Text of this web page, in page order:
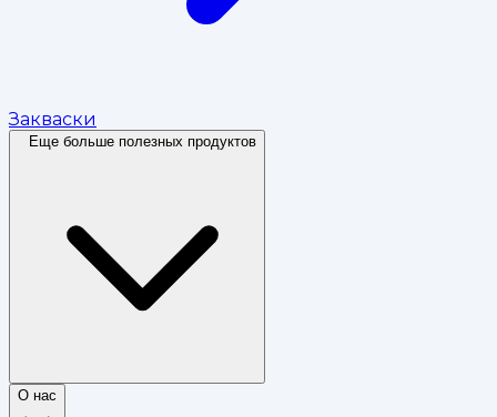
Закваски
Еще больше полезных продуктов
О нас